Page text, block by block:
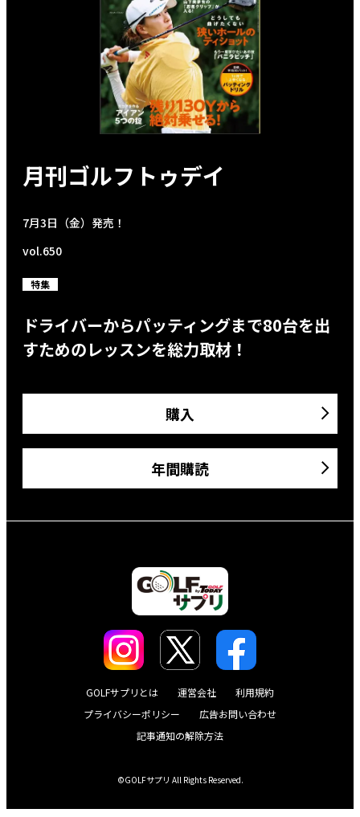
月刊ゴルフトゥデイ
7月3日（金）発売！
vol.650
特集
ドライバーからパッティングまで80台を出
すためのレッスンを総力取材！
購入
年間購読
GOLFサプリとは 運営会社
利用規約
プライバシーポリシー
広告お問い合わせ
記事通知の解除方法
©GOLFサプリ All Rights Reserved.